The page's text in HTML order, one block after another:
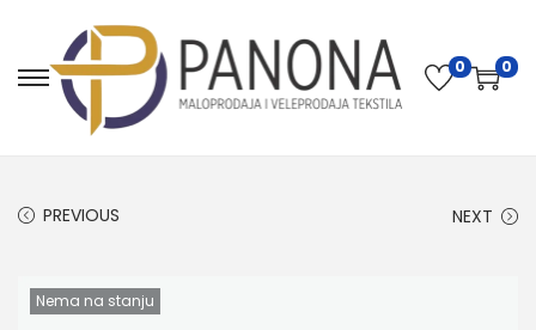
0 0
PREVIOUS NEXT
Nema na stanju